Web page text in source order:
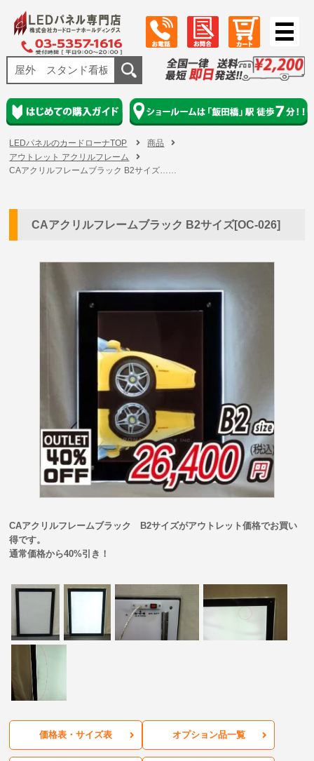
LEDパネルのカードローナTOP
商品
アウトレット アクリルフレーム
CAアクリルフレームブラック B2サイズ……
CAアクリルフレームブラック B2サイズ[OC-026]
CAアクリルフレームブラック B2サイズがアウトレット価格でお買い
得です。
通常価格から40%引き！
価格表・サイズ表 オプション品一覧